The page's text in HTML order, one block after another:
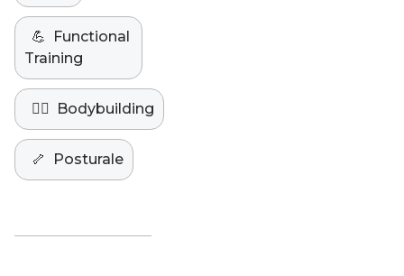
💪
Functional
Training
🏋️‍♀️ Bodybuilding
🦴 Posturale